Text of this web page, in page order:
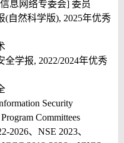
息网络专委会] 委员
自然科学版), 2025年优秀
学报, 2022/2024年优秀
Security
Committees
2026、NSE 2023、